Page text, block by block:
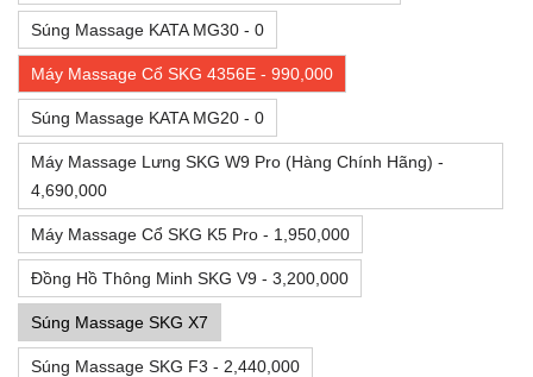
Súng Massage KATA MG30 - 0
Máy Massage Cổ SKG 4356E - 990,000
Súng Massage KATA MG20 - 0
Máy Massage Lưng SKG W9 Pro (Hàng Chính Hãng) -
4,690,000
Máy Massage Cổ SKG K5 Pro - 1,950,000
Đồng Hồ Thông Minh SKG V9 - 3,200,000
Súng Massage SKG X7
Súng Massage SKG F3 - 2,440,000